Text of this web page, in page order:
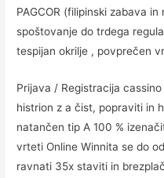
PAGCOR (filipinski zabava
spoštovanje do trdega
tespijan okrilje , povprečen
Prijava / Registracija
histrion z a čist, popraviti in
natančen tip A 100 %
vrteti Online Winnita se do
ravnati 35x staviti in